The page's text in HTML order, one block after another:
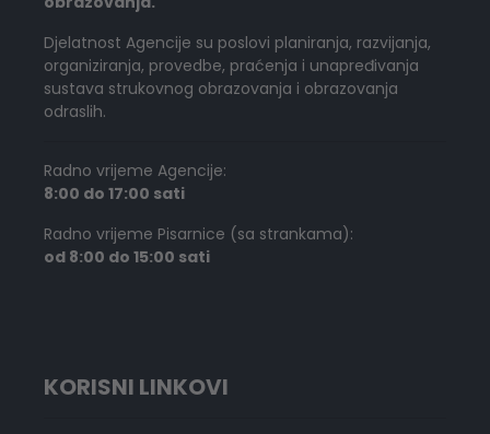
Djelatnost Agencije su poslovi planiranja, razvijanja,
organiziranja, provedbe, praćenja i unapređivanja
sustava strukovnog obrazovanja i obrazovanja
odraslih.
Radno vrijeme Agencije:
8:00 do 17:00 sati
Radno vrijeme Pisarnice (sa strankama):
od 8:00 do 15:00 sati
KORISNI LINKOVI